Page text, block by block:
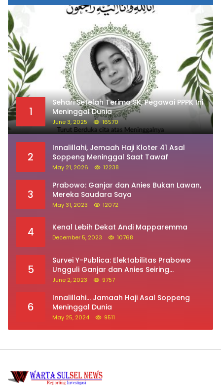
1
Sehari Setelah Terima SK, Pegawai PPPK Ini
Meninggal Dunia
June 3, 2025 16570
2
Innalillahi, Jemaah Haji Kloter 41 Asal
Soppeng Meninggal Saat Tawaf
May 21, 2026 12238
3
Prabowo: Ganjar dan Anies Bukan Lawan,
Mereka Saudara Saya
May 31, 2023 12072
4 Kenal Lebih Dekat Andi Mapparemma
December 5, 2023 10768
5
Survei Y-Publica: Elektabilitas Prabowo
Ungguli Ganjar dan Anies Seiring
Kepuasan Terhadap Jokowi Naik
June 2, 2023 9757
6
Innalillahi… Jamaah Haji Asal Soppeng
Meninggal Dunia
May 25, 2024 9511